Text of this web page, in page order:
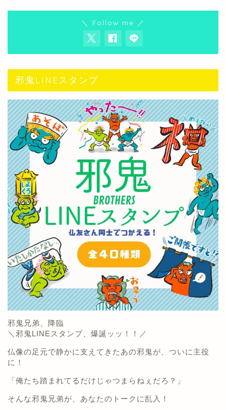
＼ Follow me ／
邪鬼LINEスタンプ
邪鬼兄弟、降臨
＼邪鬼LINEスタンプ、爆誕ッッ！！／
仏像の足元で静かに支えてきたあの邪鬼が、ついに主役
に！
「俺たち踏まれてるだけじゃつまらねぇだろ？」
そんな邪鬼兄弟が、あなたのトークに乱入！